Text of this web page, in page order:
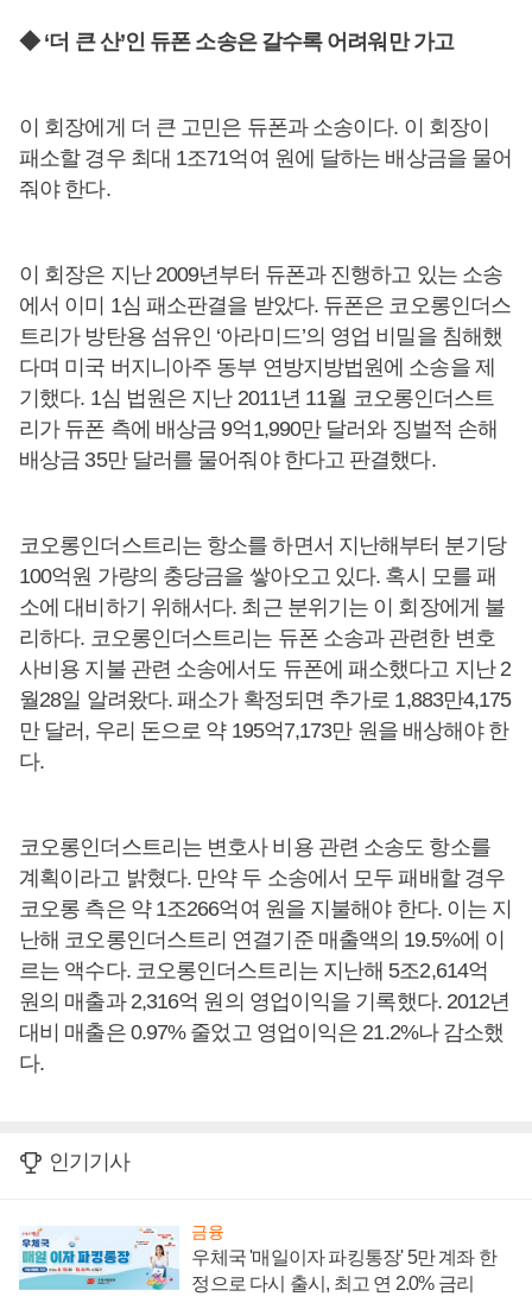
◆ ‘더 큰 산’인 듀폰 소송은 갈수록 어려워만 가고
이 회장에게 더 큰 고민은 듀폰과 소송이다. 이 회장이
패소할 경우 최대 1조71억여 원에 달하는 배상금을 물어
줘야 한다.
이 회장은 지난 2009년부터 듀폰과 진행하고 있는 소송
에서 이미 1심 패소판결을 받았다. 듀폰은 코오롱인더스
트리가 방탄용 섬유인 ‘아라미드’의 영업 비밀을 침해했
다며 미국 버지니아주 동부 연방지방법원에 소송을 제
기했다. 1심 법원은 지난 2011년 11월 코오롱인더스트
리가 듀폰 측에 배상금 9억1,990만 달러와 징벌적 손해
배상금 35만 달러를 물어줘야 한다고 판결했다.
코오롱인더스트리는 항소를 하면서 지난해부터 분기당
100억원 가량의 충당금을 쌓아오고 있다. 혹시 모를 패
소에 대비하기 위해서다. 최근 분위기는 이 회장에게 불
리하다. 코오롱인더스트리는 듀폰 소송과 관련한 변호
사비용 지불 관련 소송에서도 듀폰에 패소했다고 지난 2
월28일 알려왔다. 패소가 확정되면 추가로 1,883만4,175
만 달러, 우리 돈으로 약 195억7,173만 원을 배상해야 한
다.
코오롱인더스트리는 변호사 비용 관련 소송도 항소를
계획이라고 밝혔다. 만약 두 소송에서 모두 패배할 경우
코오롱 측은 약 1조266억여 원을 지불해야 한다. 이는 지
난해 코오롱인더스트리 연결기준 매출액의 19.5%에 이
르는 액수다. 코오롱인더스트리는 지난해 5조2,614억
원의 매출과 2,316억 원의 영업이익을 기록했다. 2012년
대비 매출은 0.97% 줄었고 영업이익은 21.2%나 감소했
다.
인기기사
금융
우체국 '매일이자 파킹통장' 5만 계좌 한
정으로 다시 출시, 최고 연 2.0% 금리